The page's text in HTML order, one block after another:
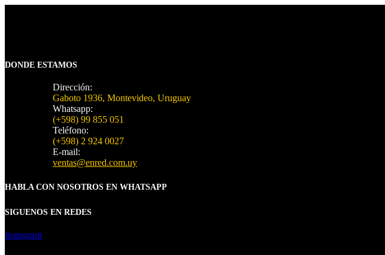
DONDE ESTAMOS
Dirección:
Gaboto 1936, Montevideo, Uruguay
Whatsapp:
(+598) 99 855 051
Teléfono:
(+598) 2 924 0027
E-mail:
ventas@enred.com.uy
HABLA CON NOSOTROS EN WHATSAPP
SIGUENOS EN REDES
Instagram